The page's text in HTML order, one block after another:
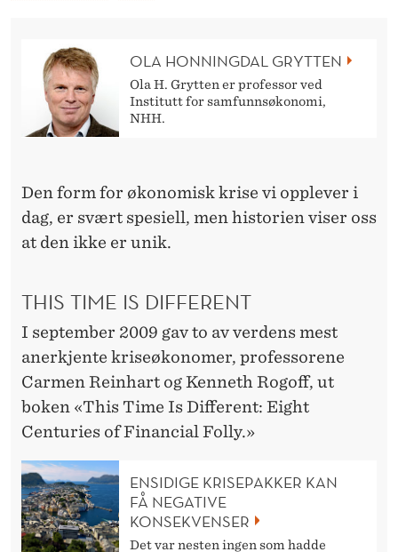
OLA HONNINGDAL GRYTTEN
Ola H. Grytten er professor ved
Institutt for samfunnsøkonomi,
NHH.
Den form for økonomisk krise vi opplever i
dag, er svært spesiell, men historien viser oss
at den ikke er unik.
THIS TIME IS DIFFERENT
I september 2009 gav to av verdens mest
anerkjente kriseøkonomer, professorene
Carmen Reinhart og Kenneth Rogoff, ut
boken «This Time Is Different: Eight
Centuries of Financial Folly.»
ENSIDIGE KRISEPAKKER KAN
FÅ NEGATIVE
KONSEKVENSER
Det var nesten ingen som hadde